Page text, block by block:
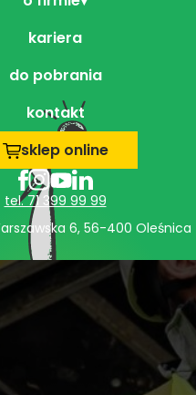
realizacje
kariera
do pobrania
kontakt
sklep online
tel. 71 399 99 99
6, 56-400 Oleśnica